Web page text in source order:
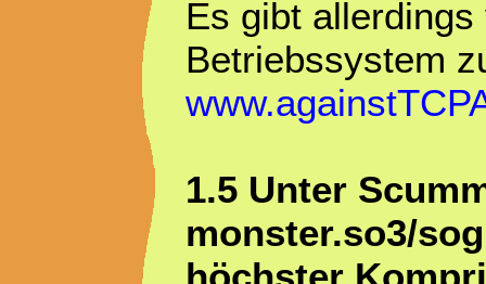
Es gibt
Betriebssystem
1.5 Unter
monster.so3/